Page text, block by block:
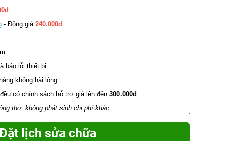
- Đồng giá 240.000đ
báo lỗi thiết bị
không hài lòng
đều có chính sách hỗ trợ giá lên đến 300.000đ
thợ, không phát sinh chi phí khác
lịch sửa chữa